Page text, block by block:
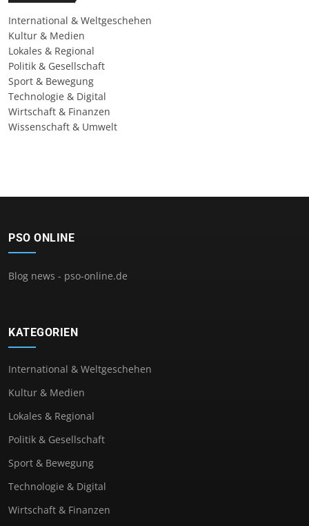
International & Weltgeschehen
Kultur & Medien
Lokales & Regional
Politik & Gesellschaft
Sport & Bewegung
Technologie & Digital
Wirtschaft & Finanzen
Wissenschaft & Umwelt
PSO ONLINE
Blog news - pso-online.de
KATEGORIEN
International & Weltgeschehen
Kultur & Medien
Lokales & Regional
Politik & Gesellschaft
Sport & Bewegung
Technologie & Digital
Wirtschaft & Finanzen